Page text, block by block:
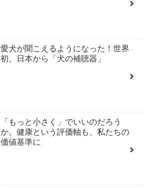
愛犬が聞こえるようになった！世界
初、日本から「犬の補聴器」
「もっと小さく」でいいのだろう
か。健康という評価軸も、私たちの
価値基準に